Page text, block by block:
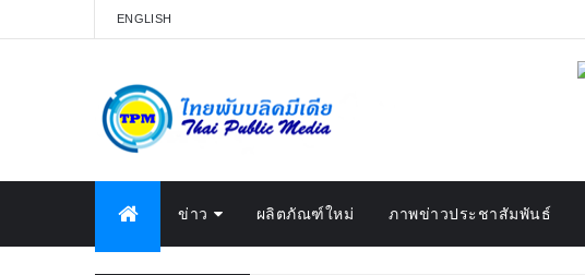
ENGLISH
ข่าว ผลิตภัณฑ์ใหม่ ภาพข่าวประชาสัมพันธ์